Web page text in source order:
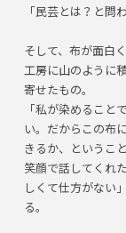
「民芸とは？と問
そして、布が面白
工房に山のように
寄せたもの。
「私が染めること
い。だからこの布
きるか、というこ
笑顔で話してくれ
しくて仕方がない
る。